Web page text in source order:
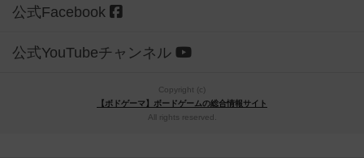
公式Facebook
公式YouTubeチャンネル
Copyright (c)
【ボドゲーマ】ボードゲームの総合情報サイト
All rights reserved.